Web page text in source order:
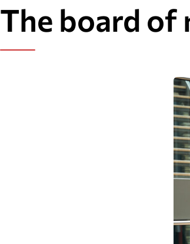
aldermen
The board of